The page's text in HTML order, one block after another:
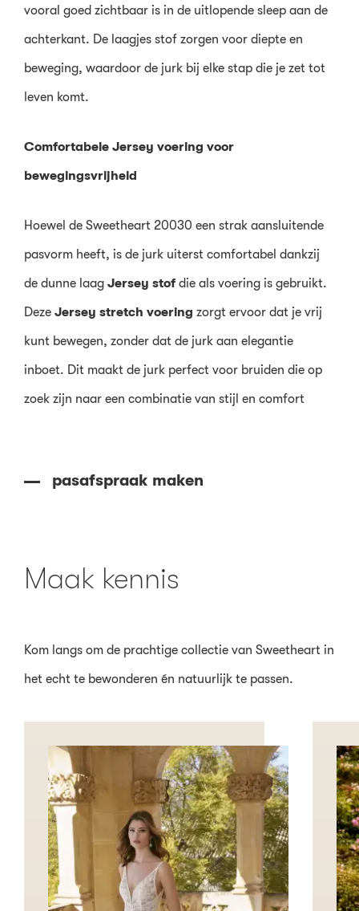
vooral goed zichtbaar is in de uitlopende sleep aan de
achterkant. De laagjes stof zorgen voor diepte en
beweging, waardoor de jurk bij elke stap die je zet tot
leven komt.
Comfortabele Jersey voering voor
bewegingsvrijheid
Hoewel de Sweetheart 20030 een strak aansluitende
pasvorm heeft, is de jurk uiterst comfortabel dankzij
de dunne laag Jersey stof die als voering is gebruikt.
Deze Jersey stretch voering zorgt ervoor dat je vrij
kunt bewegen, zonder dat de jurk aan elegantie
inboet. Dit maakt de jurk perfect voor bruiden die op
zoek zijn naar een combinatie van stijl en comfort
pasafspraak maken
Maak kennis
Kom langs om de prachtige collectie van Sweetheart in
het echt te bewonderen én natuurlijk te passen.